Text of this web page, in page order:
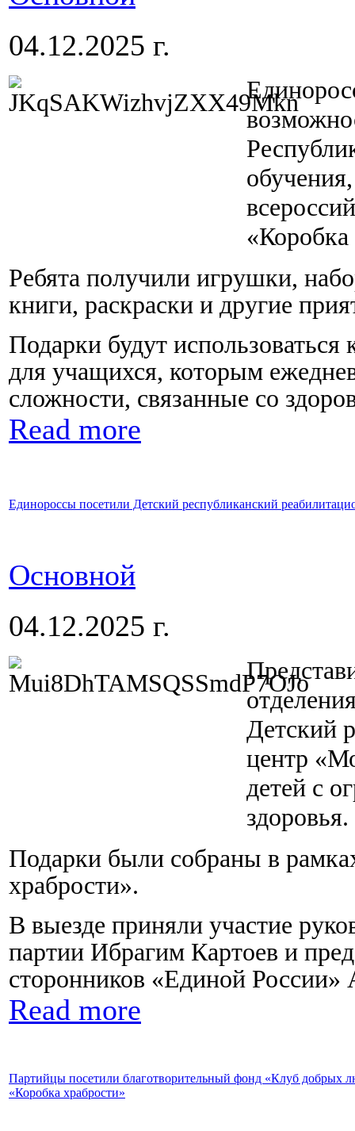
04.12.2025 г.
Ребята получили игрушки,
книги, раскраски и другие
Подарки будут
для учащихся, которым
сложности, связанные со
Read more
Единороссы посетили Детский республиканский
Основной
04.12.2025 г.
Детский
центр
детей с
здоровья.
Подарки были собраны в
храбрости».
В выезде приняли участие
партии Ибрагим Картоев и
сторонников «Единой России»
Read more
Партийцы посетили благотворительный фонд «Клуб добрых
«Коробка храбрости»